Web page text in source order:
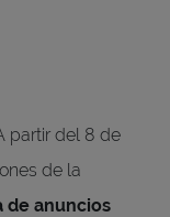
partir del 8 de
de la
de anuncios